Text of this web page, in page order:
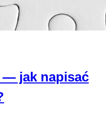
— jak napisać